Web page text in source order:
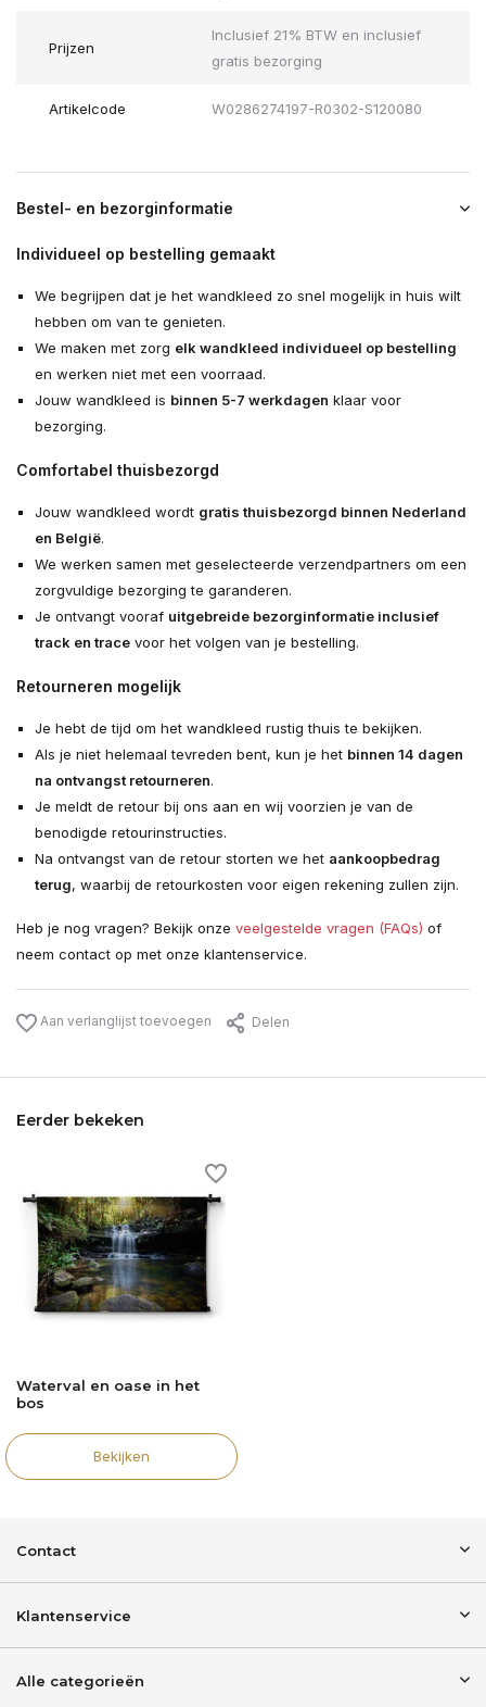
Prijzen
Inclusief 21% BTW en inclusief
gratis bezorging
Artikelcode W0286274197-R0302-S120080
Bestel- en bezorginformatie
Individueel op bestelling gemaakt
We begrijpen dat je het wandkleed zo snel mogelijk in huis wilt
hebben om van te genieten.
We maken met zorg elk wandkleed individueel op bestelling
en werken niet met een voorraad.
Jouw wandkleed is binnen 5-7 werkdagen klaar voor
bezorging.
Comfortabel thuisbezorgd
Jouw wandkleed wordt gratis thuisbezorgd binnen Nederland
en België.
We werken samen met geselecteerde verzendpartners om een
zorgvuldige bezorging te garanderen.
Je ontvangt vooraf uitgebreide bezorginformatie inclusief
track en tracevoor het volgen van je bestelling.
Retourneren mogelijk
Je hebt de tijd om het wandkleed rustig thuis te bekijken.
Als je niet helemaal tevreden bent, kun je het binnen 14 dagen
na ontvangst retourneren.
Je meldt de retour bij ons aan en wij voorzien je van de
benodigde retourinstructies.
Na ontvangst van de retour storten we het aankoopbedrag
terug, waarbij de retourkosten voor eigen rekening zullen zijn.
Heb je nog vragen? Bekijk onze veelgestelde vragen (FAQs) of
neem contact op met onze klantenservice.
Aan verlanglijst toevoegen Delen
Eerder bekeken
Waterval en oase in het
bos
Bekijken
Contact
Klantenservice
Alle categorieën